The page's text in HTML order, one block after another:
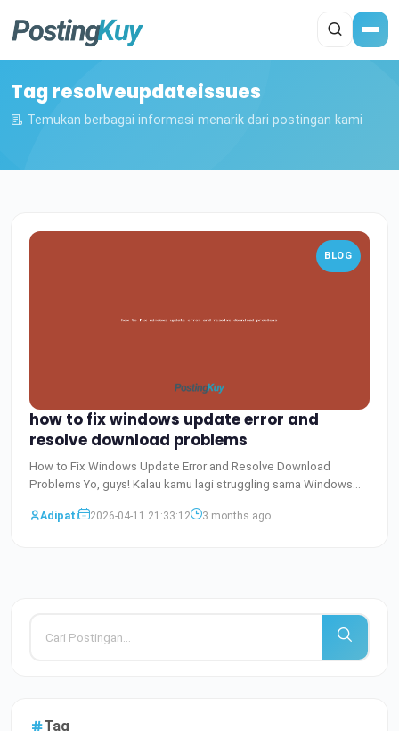
Tag resolveupdateissues
Temukan berbagai informasi menarik dari postingan kami
BLOG
how to fix windows update error and
resolve download problems
How to Fix Windows Update Error and Resolve Download
Problems Yo, guys! Kalau kamu lagi struggling sama Windows
Adipati
2026-04-11 21:33:12 3 months ago
Tag